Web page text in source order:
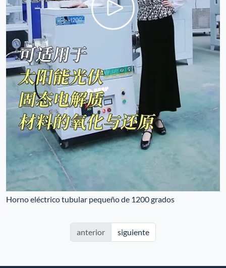
Horno eléctrico tubular pequeño de 1200 grados
anterior siguiente